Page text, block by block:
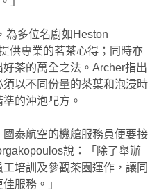
為多位名廚如Heston
供專業的茗茶心得；同時亦
茶的萬全之法。Archer指出
以不同份量的茶葉和泡浸時
的沖泡配方。
泰航空的機艙服務員便要接
說：「除了舉辦
培訓及參觀茶園運作，讓同
服務。」